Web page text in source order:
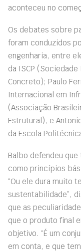
aconteceu no
Os debates sobre
foram conduzidos
engenharia, entre
da ISCP
Concreto); Paulo
Internacional em
(Associação
Estrutural), e
da Escola
Balbo defendeu que
como princípios
“Ou ele dura muito
sustentabilidade”,
que as
que o produto final
objetivo. “É um
em conta, e que